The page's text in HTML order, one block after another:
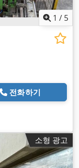
1 / 5
전화하기
소형 광고